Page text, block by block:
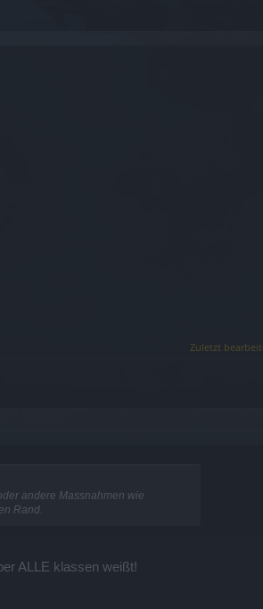
Zuletzt
andere Massnahmen wie
Rand.
ALLE klassen weißt!